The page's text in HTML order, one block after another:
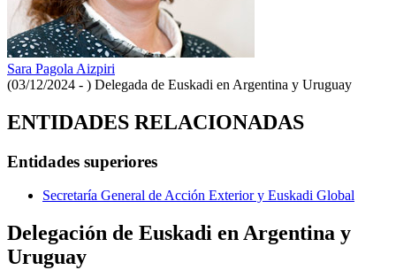
Sara Pagola Aizpiri
(03/12/2024 - ) Delegada de Euskadi en Argentina y Uruguay
ENTIDADES RELACIONADAS
Entidades superiores
Secretaría General de Acción Exterior y Euskadi Global
Delegación de Euskadi en Argentina y
Uruguay